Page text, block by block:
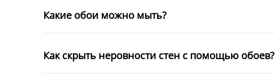
Какие обои можно мыть?
Как скрыть неровности стен с помощью обоев?